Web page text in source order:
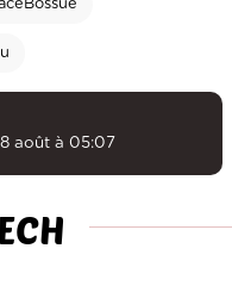
août à 05:07